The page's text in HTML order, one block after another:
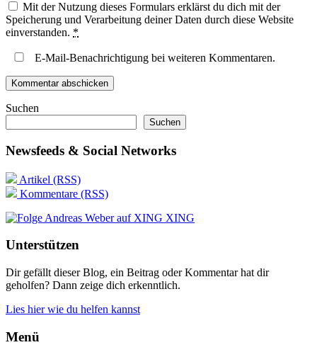
Mit der Nutzung dieses Formulars erklärst du dich mit der
Speicherung und Verarbeitung deiner Daten durch diese Website
einverstanden. *
E-Mail-Benachrichtigung bei weiteren Kommentaren.
Suchen
Suchen
Newsfeeds & Social Networks
Artikel (RSS)
Kommentare (RSS)
XING
Unterstützen
Dir gefällt dieser Blog, ein Beitrag oder Kommentar hat dir
geholfen? Dann zeige dich erkenntlich.
Lies hier wie du helfen kannst
Menü